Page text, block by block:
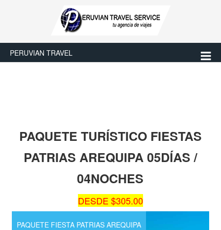
PERUVIAN TRAVEL
PAQUETE TURÍSTICO FIESTAS
PATRIAS AREQUIPA 05DÍAS /
04NOCHES
DESDE $305.00
PAQUETE FIESTA PATRIAS AREQUIPA